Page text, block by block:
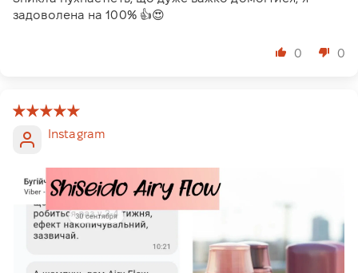
задоволена на 100% 👍😍
0 0
Instagram